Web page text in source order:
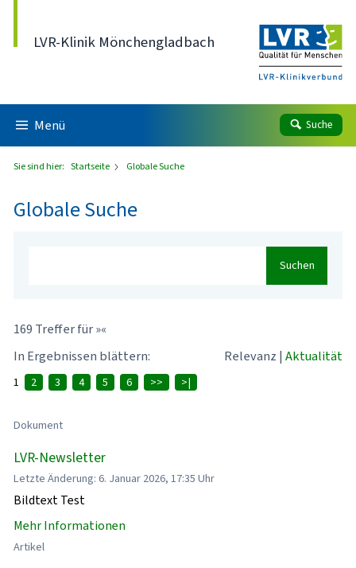
LVR-Klinik Mönchengladbach
Menü Suche
Sie sind hier: Startseite Globale Suche
Globale Suche
Suchen
169 Treffer für »«
In Ergebnissen blättern:
Relevanz | Aktualität
1 2 3 4 5 6 >> >|
Dokument
LVR-Newsletter
Letzte Änderung: 6. Januar 2026, 17:35 Uhr
Bildtext Test
Mehr Informationen
Artikel